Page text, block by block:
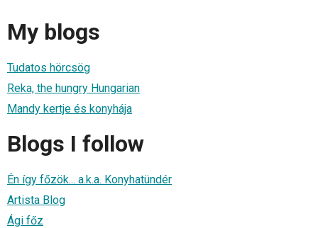
My blogs
Tudatos hörcsög
Reka, the hungry Hungarian
Mandy kertje és konyhája
Blogs I follow
Én így főzök... a.k.a. Konyhatündér
Artista Blog
Ági főz